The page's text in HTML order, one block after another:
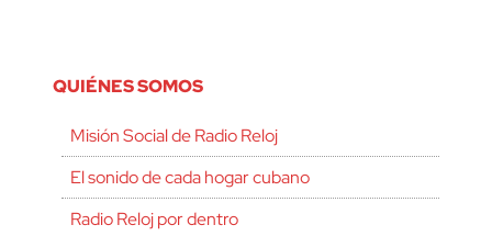
QUIÉNES SOMOS
Misión Social de Radio Reloj
El sonido de cada hogar cubano
Radio Reloj por dentro